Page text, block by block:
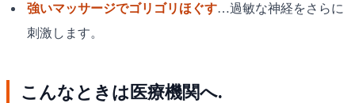
強いマッサージでゴリゴリほぐす…過敏な神経をさらに
刺激します。
こんなときは医療機関へ.